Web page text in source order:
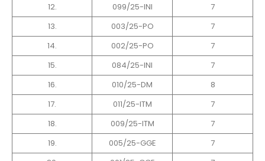
12.
099/25-INI
7
13.
003/25-PO
7
14.
002/25-PO
7
15.
084/25-INI
7
16.
010/25-DM
8
17.
011/25-ITM
7
18.
009/25-ITM
7
19.
005/25-GGE
7